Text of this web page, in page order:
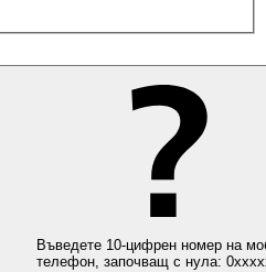
Въведете 10-цифрен номер на
телефон, започващ с нула: